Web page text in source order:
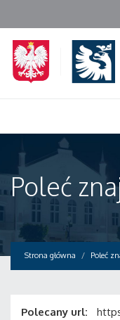
Poleć
Strona główna Poleć
Polecany url: